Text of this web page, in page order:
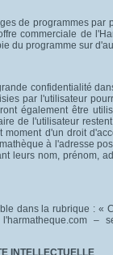
de programmes par
commerciale de
du programme sur
confidentialité
par l'utilisateur
également être
de l'utilisateur
d'un droit
à l'adresse
leurs nom, prénom,
dans la rubrique : «
–
INTELLECTUELLE